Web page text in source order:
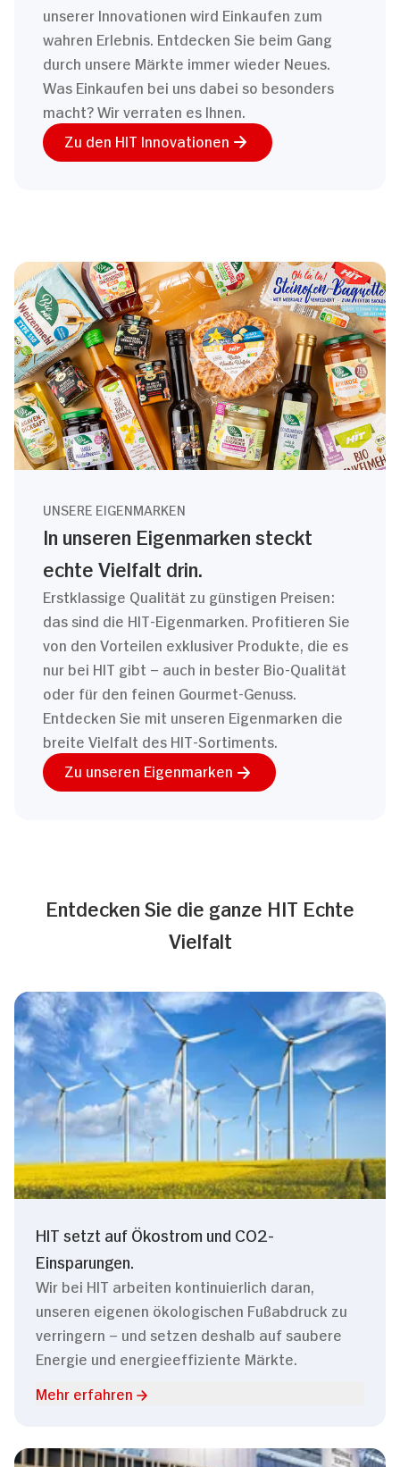
unserer Innovationen wird Einkaufen zum
wahren Erlebnis. Entdecken Sie beim Gang
durch unsere Märkte immer wieder Neues.
Was Einkaufen bei uns dabei so besonders
macht? Wir verraten es Ihnen.
Zu den HIT Innovationen
UNSERE EIGENMARKEN
In unseren Eigenmarken steckt
echte Vielfalt drin.
Erstklassige Qualität zu günstigen Preisen:
das sind die HIT-Eigenmarken. Profitieren Sie
von den Vorteilen exklusiver Produkte, die es
nur bei HIT gibt – auch in bester Bio-Qualität
oder für den feinen Gourmet-Genuss.
Entdecken Sie mit unseren Eigenmarken die
breite Vielfalt des HIT-Sortiments.
Zu unseren Eigenmarken
Entdecken Sie die ganze HIT Echte
Vielfalt
HIT setzt auf Ökostrom und CO2-
Einsparungen.
Wir bei HIT arbeiten kontinuierlich daran,
unseren eigenen ökologischen Fußabdruck zu
verringern – und setzen deshalb auf saubere
Energie und energieeffiziente Märkte.
Mehr erfahren